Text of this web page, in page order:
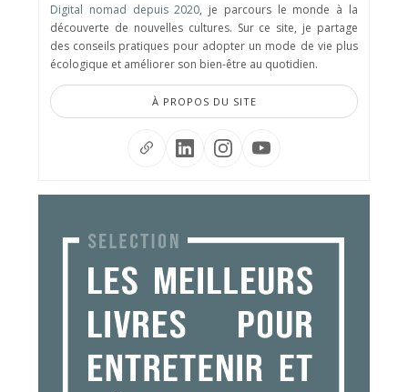
Digital nomad depuis 2020, je parcours le monde à la
découverte de nouvelles cultures. Sur ce site, je partage
des conseils pratiques pour adopter un mode de vie plus
écologique et améliorer son bien-être au quotidien.
À PROPOS DU SITE